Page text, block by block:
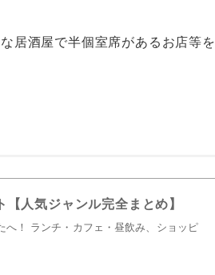
居酒屋で半個室席があるお店等を
人気ジャンル完全まとめ】
！ ランチ・カフェ・昼飲み、ショッピ